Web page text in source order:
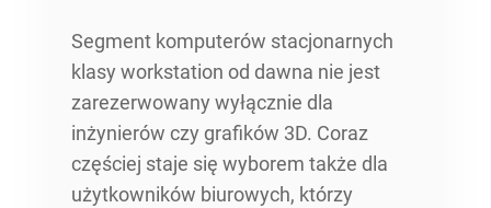
Segment komputerów stacjonarnych
klasy workstation od dawna nie jest
zarezerwowany wyłącznie dla
inżynierów czy grafików 3D. Coraz
częściej staje się wyborem także dla
użytkowników biurowych, którzy